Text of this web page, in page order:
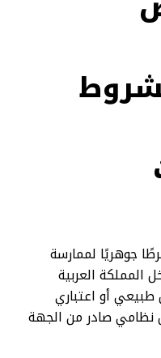
جوهريًا لممارسة
المملكة العربية
أو اعتباري
نظامي صادر من الجهة